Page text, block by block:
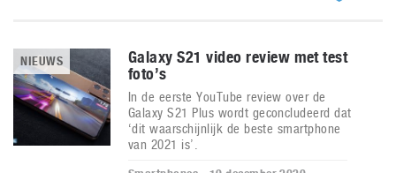
NIEUWS
Galaxy S21 video review met test
foto’s
In de eerste YouTube review over de
Galaxy S21 Plus wordt geconcludeerd dat
‘dit waarschijnlijk de beste smartphone
van 2021 is’.